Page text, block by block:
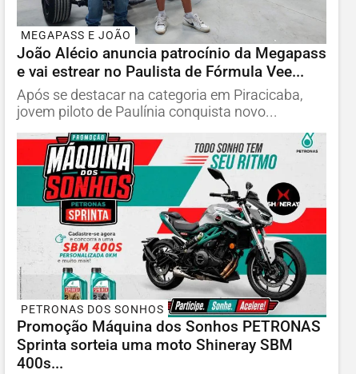
MEGAPASS E JOÃO
João Alécio anuncia patrocínio da Megapass
e vai estrear no Paulista de Fórmula Vee...
Após se destacar na categoria em Piracicaba,
jovem piloto de Paulínia conquista novo...
PETRONAS DOS SONHOS
Promoção Máquina dos Sonhos PETRONAS
Sprinta sorteia uma moto Shineray SBM
400s...